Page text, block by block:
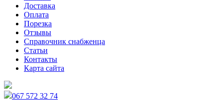
Доставка
Оплата
Порезка
Отзывы
Справочник снабженца
Статьи
Контакты
Карта сайта
067 572 32 74